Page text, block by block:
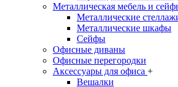
Металлическая мебель и
Металлические
Металлические шкафы
Сейфы
Офисные диваны
Офисные перегородки
Аксессуары для офиса +
Вешалки